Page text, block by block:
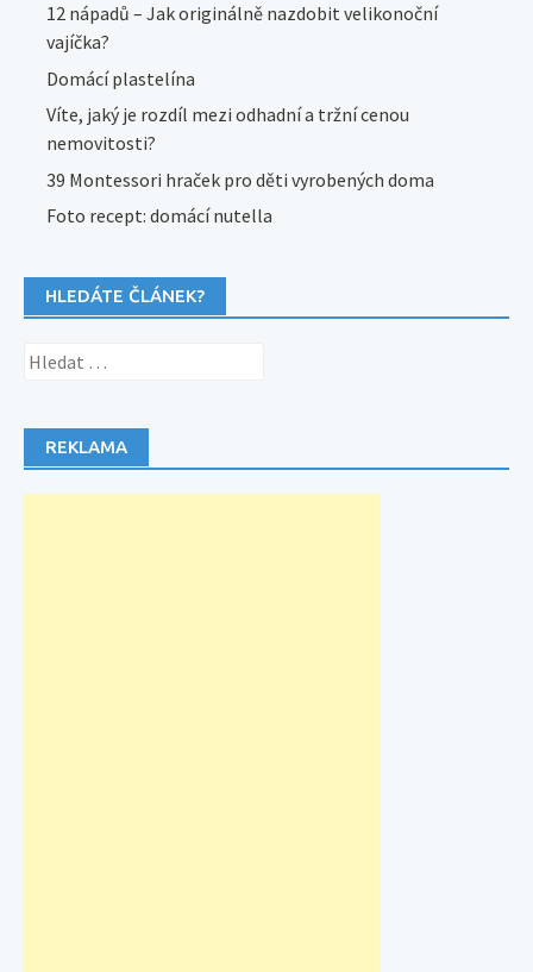
12 nápadů – Jak originálně nazdobit velikonoční
vajíčka?
Domácí plastelína
Víte, jaký je rozdíl mezi odhadní a tržní cenou
nemovitosti?
39 Montessori hraček pro děti vyrobených doma
Foto recept: domácí nutella
HLEDÁTE ČLÁNEK?
Vyhledávání
REKLAMA